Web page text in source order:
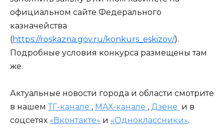
официальном сайте Федерального
казначейства
(https://roskazna.gov.ru/konkurs_eskizov/).
Подробные условия конкурса размещены там
же.
Актуальные новости города и области смотрите
в нашем ТГ-канале , МАХ-канале , Дзене и в
соцсетях «Вконтакте» и «Одноклассники».